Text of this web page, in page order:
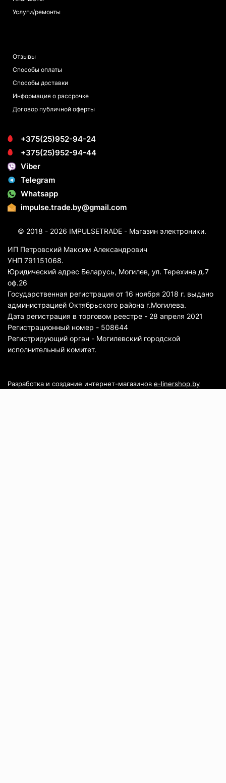
Услуги/ремонты
Отзывы
Способы оплаты
Способы доставки
Информация о рассрочке
Договор публичной оферты
+375(25)952-94-24
+375(25)952-94-44
Viber
Telegram
Whatsapp
impulse.trade.by@gmail.com
© 2018 - 2026 IMPULSETRADE - Магазин электроники.
ИП Петровский Максим Александрович
УНП 791151068.
Юридический адрес Беларусь, Могилев, ул. Терехина д.7
оф.26
Государственная регистрация от 16 ноября 2018 г. выдано
администрацией Октябрьского района г.Могилева.
Дата регистрация в торговом реестре - 28 апреля 2021
Регистрационный номер - 508644
Регистрирующий орган - Могилевский городской
исполнительный комитет.
Разработка и создание интернет-магазинов e-linershop.by